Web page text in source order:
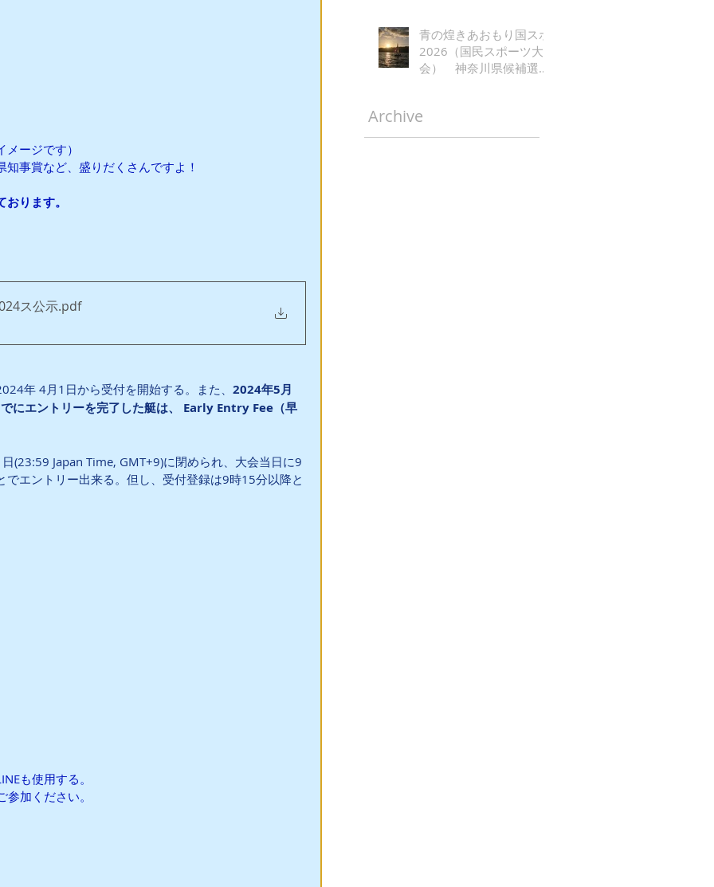
ージです）
事賞など、盛りだくさんですよ！
ります。
ス公示.pdf
年 4月1日から受付を開始する。また、 2024年5月
にエントリーを完了した艇は、 Early Entry Fee（早
(23:59 Japan Time, GMT+9)に閉められ、大会当日に9
エントリー出来る。但し、受付登録は9時15分以降と
も使用する。
加ください。
青の煌きあおもり国スポ
2026（国民スポーツ大
会） 神奈川県候補選手
Archive